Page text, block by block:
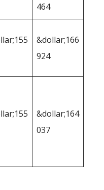
464
&dollar;166
924
&dollar;164
037